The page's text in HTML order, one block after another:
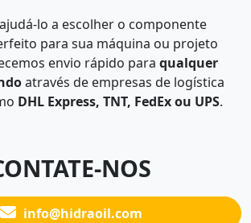
lo a escolher o componente
para sua máquina ou projeto
envio rápido para qualquer
através de empresas de logística
DHL Express, TNT, FedEx ou UPS.
NOS
info@hidraoil.com